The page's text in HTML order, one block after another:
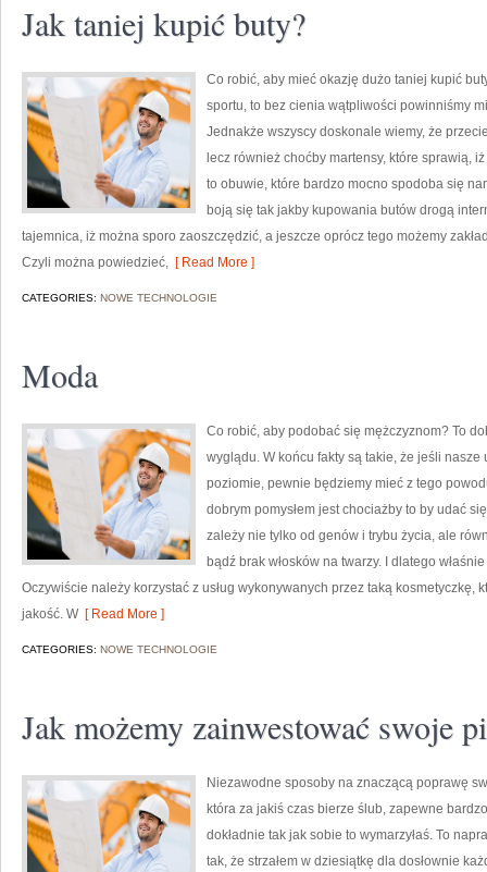
Jak taniej kupić buty?
Co robić, aby mieć okazję dużo taniej kupić
sportu, to bez cienia wątpliwości powinniśmy
Jednakże wszyscy doskonale wiemy, że
lecz również choćby martensy, które sprawią,
to obuwie, które bardzo mocno spodoba się
boją się tak jakby kupowania butów drogą
tajemnica, iż można sporo zaoszczędzić, a jeszcze oprócz tego możemy
Czyli można powiedzieć, [ Read More ]
CATEGORIES: NOWE TECHNOLOGIE
Moda
Co robić, aby podobać się mężczyznom? To
wyglądu. W końcu fakty są takie, że jeśli
poziomie, pewnie będziemy mieć z tego
dobrym pomysłem jest chociażby to by udać
zależy nie tylko od genów i trybu życia, ale
bądź brak włosków na twarzy. I dlatego
Oczywiście należy korzystać z usług wykonywanych przez taką kosmetyczkę,
jakość. W [ Read More ]
CATEGORIES: NOWE TECHNOLOGIE
Jak możemy zainwestować swoje
Niezawodne sposoby na znaczącą poprawę
która za jakiś czas bierze ślub, zapewne
dokładnie tak jak sobie to wymarzyłaś. To
tak, że strzałem w dziesiątkę dla dosłownie